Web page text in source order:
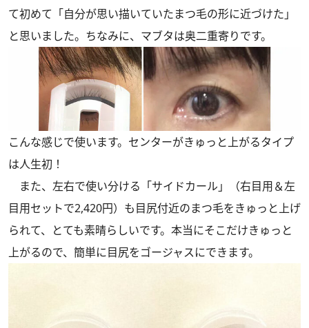
て初めて「自分が思い描いていたまつ毛の形に近づけた」
と思いました。ちなみに、マブタは奥二重寄りです。
こんな感じで使います。センターがきゅっと上がるタイプ
は人生初！
また、左右で使い分ける「サイドカール」（右目用＆左
目用セットで2,420円）も目尻付近のまつ毛をきゅっと上げ
られて、とても素晴らしいです。本当にそこだけきゅっと
上がるので、簡単に目尻をゴージャスにできます。